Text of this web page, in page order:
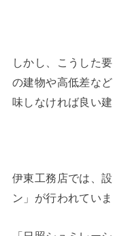
しかし、こうした
の建物や高低差な
味しなければ良い
伊東工務店では、
ン」が行われていま